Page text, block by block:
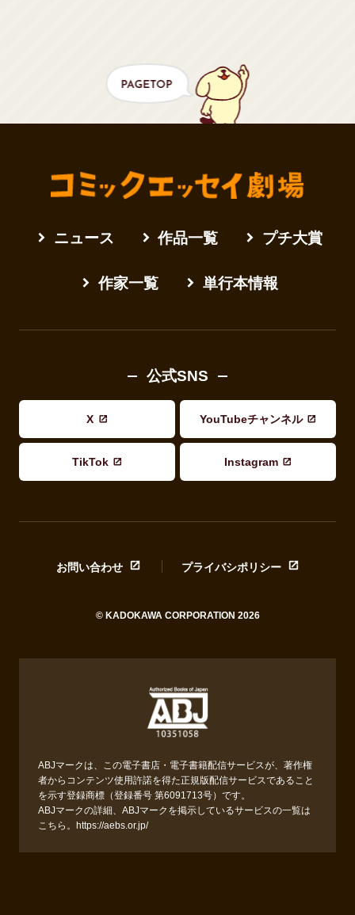
ニュース 作品一覧 プチ大賞
作家一覧 単行本情報
公式SNS
X YouTubeチャンネル
TikTok Instagram
お問い合わせ プライバシポリシー
© KADOKAWA CORPORATION 2026
ABJマークは、この電子書店・電子書籍配信サービスが、著作権
者からコンテンツ使用許諾を得た正規版配信サービスであること
を示す登録商標（登録番号 第6091713号）です。
ABJマークの詳細、ABJマークを掲示しているサービスの一覧は
こちら。 https://aebs.or.jp/